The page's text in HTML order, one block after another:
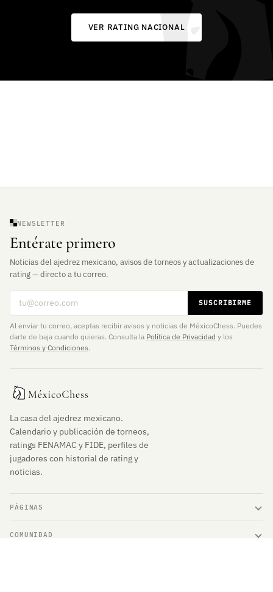
VER RATING NACIONAL
NEWSLETTER
Entérate primero
Noticias del ajedrez mexicano, avisos de torneos y actualizaciones de
rating — directo a tu correo.
SUSCRIBIRME
Al enviar tu correo, aceptas recibir avisos y noticias de MéxicoChess. Puedes
darte de baja cuando quieras. Consulta la Política de Privacidad y los
Términos y Condiciones.
La casa del ajedrez mexicano.
Calendario y publicación de torneos,
ratings FENAMAC y FIDE, perfiles de
jugadores con historial de rating y
noticias.
PÁGINAS
COMUNIDAD